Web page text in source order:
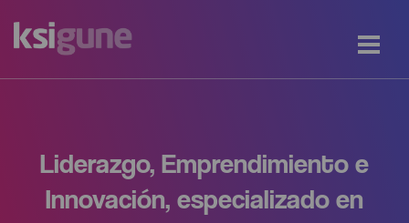
Liderazgo, Emprendimiento e
Innovación, especializado en